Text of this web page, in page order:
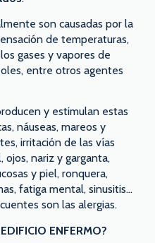
son causadas por la
de temperaturas,
gases y vapores de
entre otros agentes
y estimulan estas
náuseas, mareos y
irritación de las vías
ojos, nariz y garganta,
y piel, ronquera,
fatiga mental, sinusitis…
son las alergias.
ENFERMO?